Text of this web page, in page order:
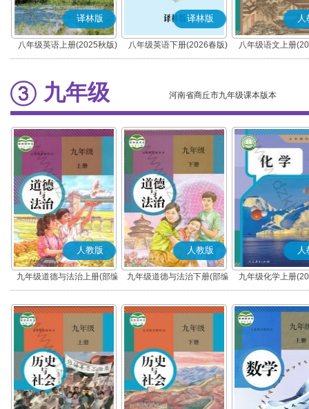
译林版
八年级英语上册(2025秋版)
译林版
八年级英语下册(2026春版)
人
八年级语文上册
(部编版)
九年级 河南省商丘市九年级课本版本
人教版
九年级道德与法治上册(部编
版)
人教版
九年级道德与法治下册(部编
版)
人
九年级化学上册